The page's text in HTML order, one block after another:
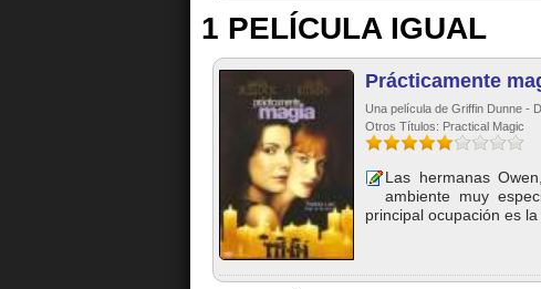
1 PELÍCULA IGUAL
Prácticamente
Una película de Griffin Dunne -
Otros Títulos: Practical Magic
Las hermanas
ambiente muy
principal ocupación es